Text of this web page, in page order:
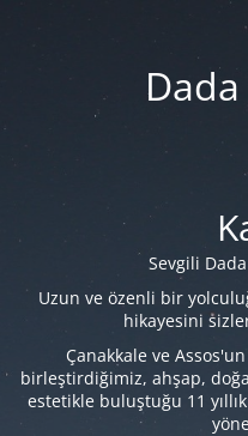
Dada
Sevgili
Uzun ve özenli bir
hikayesini
Çanakkale ve
birleştirdiğimiz, ahşap,
estetikle buluştuğu 11